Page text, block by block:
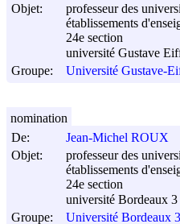
Objet:
professeur des
établissements
24e section
université Gustave
Groupe:
Université Gustave-
De:
Jean-Michel ROUX
Objet:
professeur des
établissements
24e section
université Bordeaux 3
Groupe:
Université Bordeaux 3
nomination